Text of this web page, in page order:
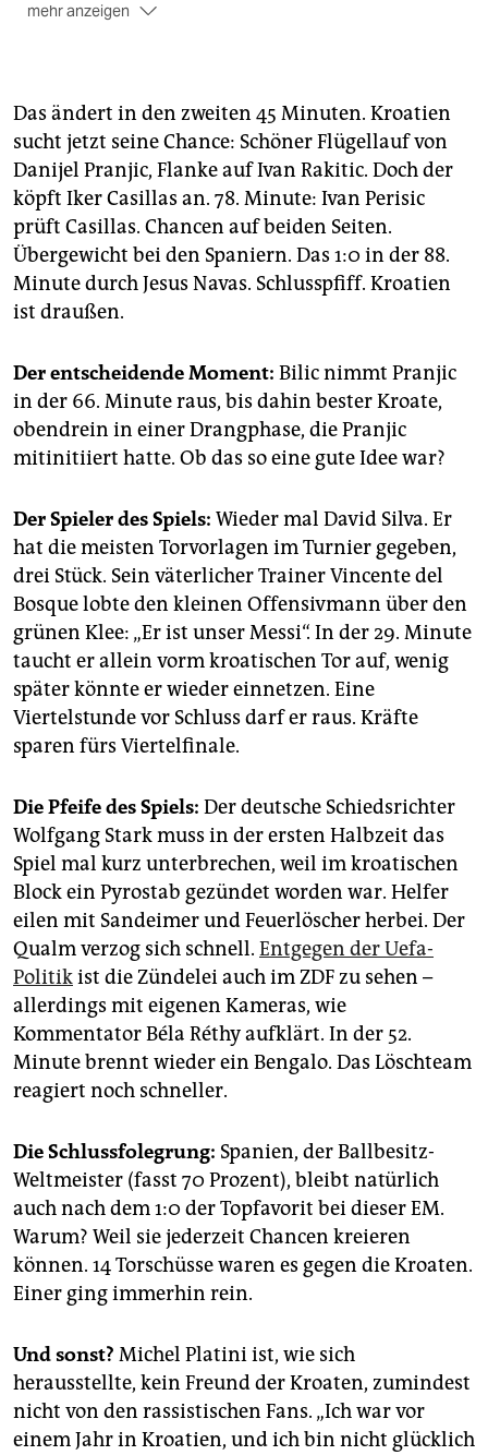
mehr anzeigen
Dav. Silva (73. Fabregas), Iniesta - Fernando Torres
(61. Jesus Navas)
Schiedsrichter: Wolfgang Stark (Deutschland)
Zuschauer:39.076 in Danzig
Tor:0:1 Jesus Navas (88.)
Gelbe Karten: Corluka, Strinic, Rakitic, Srna,
Mandzukic, Jelavic - Keine
Fernando Torres
Gruppe C (Tore | Punkte)
1. Spanien | 6:1 | 7
3. Kroatien | 4:3 | 4
4. Irland | 1:9 | 0
Das ändert in den zweiten 45 Minuten. Kroatien
sucht jetzt seine Chance: Schöner Flügellauf von
Danijel Pranjic, Flanke auf Ivan Rakitic. Doch der
köpft Iker Casillas an. 78. Minute: Ivan Perisic
prüft Casillas. Chancen auf beiden Seiten.
Übergewicht bei den Spaniern. Das 1:0 in der 88.
Minute durch Jesus Navas. Schlusspfiff. Kroatien
ist draußen.
Der entscheidende Moment: Bilic nimmt Pranjic
in der 66. Minute raus, bis dahin bester Kroate,
obendrein in einer Drangphase, die Pranjic
mitinitiiert hatte. Ob das so eine gute Idee war?
Der Spieler des Spiels: Wieder mal David Silva. Er
hat die meisten Torvorlagen im Turnier gegeben,
drei Stück. Sein väterlicher Trainer Vincente del
Bosque lobte den kleinen Offensivmann über den
grünen Klee: „Er ist unser Messi“. In der 29. Minute
taucht er allein vorm kroatischen Tor auf, wenig
später könnte er wieder einnetzen. Eine
Viertelstunde vor Schluss darf er raus. Kräfte
sparen fürs Viertelfinale.
Die Pfeife des Spiels: Der deutsche Schiedsrichter
Wolfgang Stark muss in der ersten Halbzeit das
Spiel mal kurz unterbrechen, weil im kroatischen
Block ein Pyrostab gezündet worden war. Helfer
eilen mit Sandeimer und Feuerlöscher herbei. Der
Qualm verzog sich schnell. Entgegen der Uefa-
Politikist die Zündelei auch im ZDF zu sehen –
allerdings mit eigenen Kameras, wie
Kommentator Béla Réthy aufklärt. In der 52.
Minute brennt wieder ein Bengalo. Das Löschteam
reagiert noch schneller.
Die Schlussfolegrung: Spanien, der Ballbesitz-
Weltmeister (fasst 70 Prozent), bleibt natürlich
auch nach dem 1:0 der Topfavorit bei dieser EM.
Warum? Weil sie jederzeit Chancen kreieren
können. 14 Torschüsse waren es gegen die Kroaten.
Einer ging immerhin rein.
Und sonst? Michel Platini ist, wie sich
herausstellte, kein Freund der Kroaten, zumindest
nicht von den rassistischen Fans. „Ich war vor
einem Jahr in Kroatien, und ich bin nicht glücklich